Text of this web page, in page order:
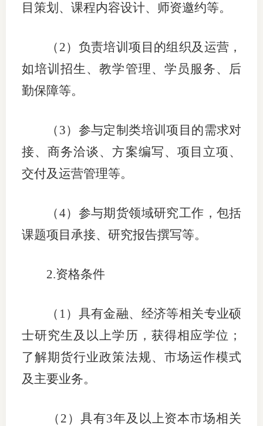
目策划、课程内容设计、师资邀约等。
（ 2）负责培训项目的组织及运营，
如培训招生、教学管理、学员服务、后
勤保障等。
（ 3）参与定制类培训项目的需求对
接、商务洽谈、方案编写、项目立项、
交付及运营管理等。
（4）参与期货领域研究工作，包括
课题项目承接、研究报告撰写等。
2.资格条件
（ 1）具有金融、经济等相关专业硕
士研究生及以上学历，获得相应学位；
了解期货行业政策法规、市场运作模式
及主要业务。
（ 2）具有3年及以上资本市场相关